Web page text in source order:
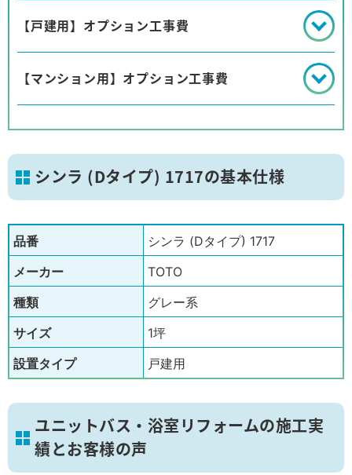
【戸建用】オプション工事費
【マンション用】オプション工事費
シンラ (Dタイプ) 1717の基本仕様
品番
シンラ (Dタイプ) 1717
メーカー
TOTO
種類
グレー系
サイズ
1坪
設置タイプ
戸建用
ユニットバス・浴室リフォームの施工実
績とお客様の声